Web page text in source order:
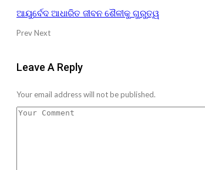
ଆୟୁର୍ବେଦ ଆଧାରିତ ଜୀବନ ଶୈଳୀକୁ ଗୁରୁତ୍ୱ
PrevNext
Leave A Reply
Your email address will not be published.